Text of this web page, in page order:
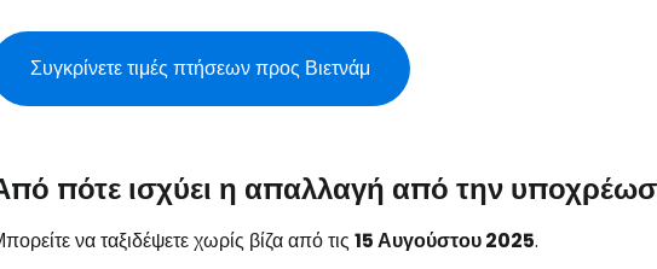
Συγκρίνετε τιμές πτήσεων προς Βιετνάμ
πότε ισχύει η απαλλαγή από την
να ταξιδέψετε χωρίς βίζα από τις 15 Αυγούστου 2025.